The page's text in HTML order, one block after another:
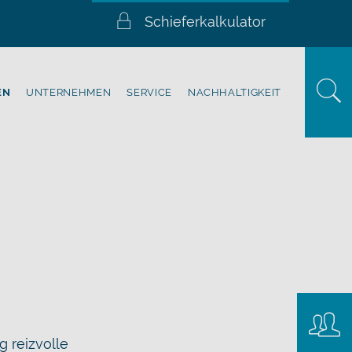
Schieferkalkulator
UNTERNEHMEN SERVICE NACHHALTIGKEIT
reizvolle